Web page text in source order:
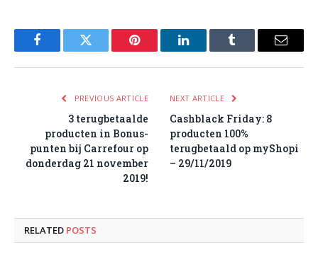
FacebookTwitter Pinterest LinkedInTumblr Email
PREVIOUS ARTICLE
3 terugbetaalde
producten in Bonus-
punten bij Carrefour op
donderdag 21 november
2019!
NEXT ARTICLE
Cashblack Friday: 8
producten 100%
terugbetaald op myShopi
– 29/11/2019
RELATED POSTS